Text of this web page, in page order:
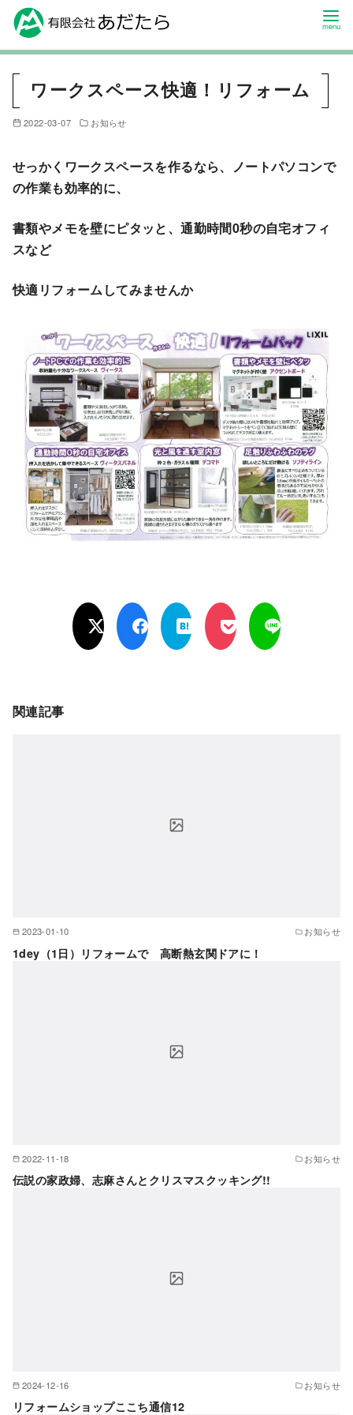
ワークスペース快適！リフォーム
2022-03-07 お知らせ
せっかくワークスペースを作るなら、ノートパソコンで
の作業も効率的に、
書類やメモを壁にピタッと、通勤時間0秒の自宅オフィ
スなど
快適リフォームしてみませんか
関連記事
2023-01-10 お知らせ
1dey（1日）リフォームで 高断熱玄関ドアに！
2022-11-18 お知らせ
伝説の家政婦、志麻さんとクリスマスクッキング!!
2024-12-16 お知らせ
リフォームショップここち通信12